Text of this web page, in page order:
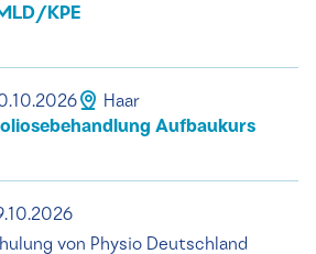
KPE
Haar
Aufbaukurs
von Physio Deutschland